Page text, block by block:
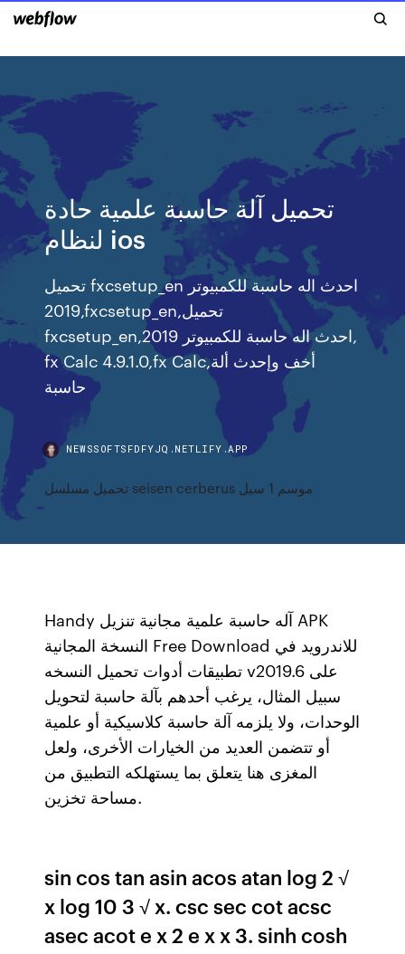
تحميل آلة حاسبة علمية حادة
لنظام ios
تحميل fxcsetup_en احدث اله حاسبة للكمبيوتر
2019,fxcsetup_en,تحميل
fxcsetup_en,احدث اله حاسبة للكمبيوتر 2019,
fx Calc 4.9.1.0,fx Calc,أخف وإحدث ألة
حاسبة
NEWSSOFTSFDFYJQ.NETLIFY.APP
تحميل مسلسل seisen cerberus موسم 1 سيل
Handy آله حاسبة علمية مجانية تنزيل APK
النسخة المجانية Free Download للاندرويد في
تطبيقات أدوات تحميل النسخه v2019.6 على
سبيل المثال، يرغب أحدهم بآلة حاسبة لتحويل
الوحدات، ولا يلزمه آلة حاسبة كلاسيكية أو علمية
أو تتضمن العديد من الخيارات الأخرى، ولعل
المغزى هنا يتعلق بما يستهلكه التطبيق من
مساحة تخزين.
sin cos tan asin acos atan log 2 √
x log 10 3 √ x. csc sec cot acsc
asec acot e x 2 e x x 3. sinh cosh